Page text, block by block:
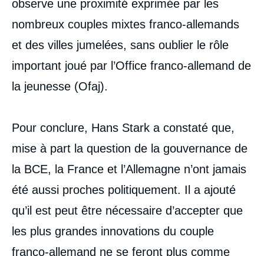
observe une proximité exprimée par les
nombreux couples mixtes franco-allemands
et des villes jumelées, sans oublier le rôle
important joué par l’Office franco-allemand de
la jeunesse (Ofaj).
Pour conclure, Hans Stark a constaté que,
mise à part la question de la gouvernance de
la BCE, la France et l’Allemagne n’ont jamais
été aussi proches politiquement. Il a ajouté
qu’il est peut être nécessaire d’accepter que
les plus grandes innovations du couple
franco-allemand ne se feront plus comme